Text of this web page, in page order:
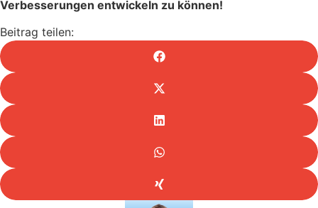
Verbesserungen entwickeln zu können!
Beitrag teilen: